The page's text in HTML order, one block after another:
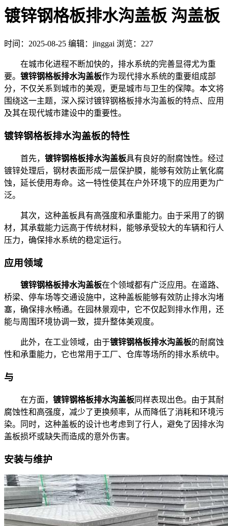
镀锌钢格板排水沟盖板 沟盖板
时间： 2025-08-25 编辑：jinggai 浏览：227
在城市化进程不断加快的，排水系统的完善显得尤为重
要。 镀锌钢格板排水沟盖板作为现代排水系统的重要组成部
分，不仅关系到城市的美观，更是城市与卫生的保障。本文将
围绕这一主题，深入探讨镀锌钢格板排水沟盖板的特点、应用
及其在现代城市建设中的重要性。
镀锌钢格板排水沟盖板的特性
首先， 镀锌钢格板排水沟盖板具有良好的耐腐蚀性。经过
镀锌处理后，钢材表面形成一层保护膜，能够有效防止氧化腐
蚀，延长使用寿命。这一特性使其在户外环境下的应用更为广
泛。
其次，这种盖板具有高强度和承重能力。由于采用了的钢
材，其承载能力远高于传统材料，能够承受较大的车辆和行人
压力，确保排水系统的稳定运行。
应用领域
镀锌钢格板排水沟盖板在个领域都有广泛应用。在道路、
桥梁、停车场等交通设施中，这种盖板能够有效防止排水沟堵
塞，确保排水畅通。在园林景观中，它不仅起到排水作用，还
能与周围环境协调一致，提升整体美观度。
此外，在工业领域，由于镀锌钢格板排水沟盖板的耐腐蚀
性和承重能力，它也常用于工厂、仓库等场所的排水系统中。
与
在方面， 镀锌钢格板排水沟盖板同样表现出色。由于其耐
腐蚀性和高强度，减少了更换频率，从而降低了消耗和环境污
染。同时，这种盖板的设计也考虑到了行人，避免了因排水沟
盖板损坏或缺失而造成的意外伤害。
安装与维护